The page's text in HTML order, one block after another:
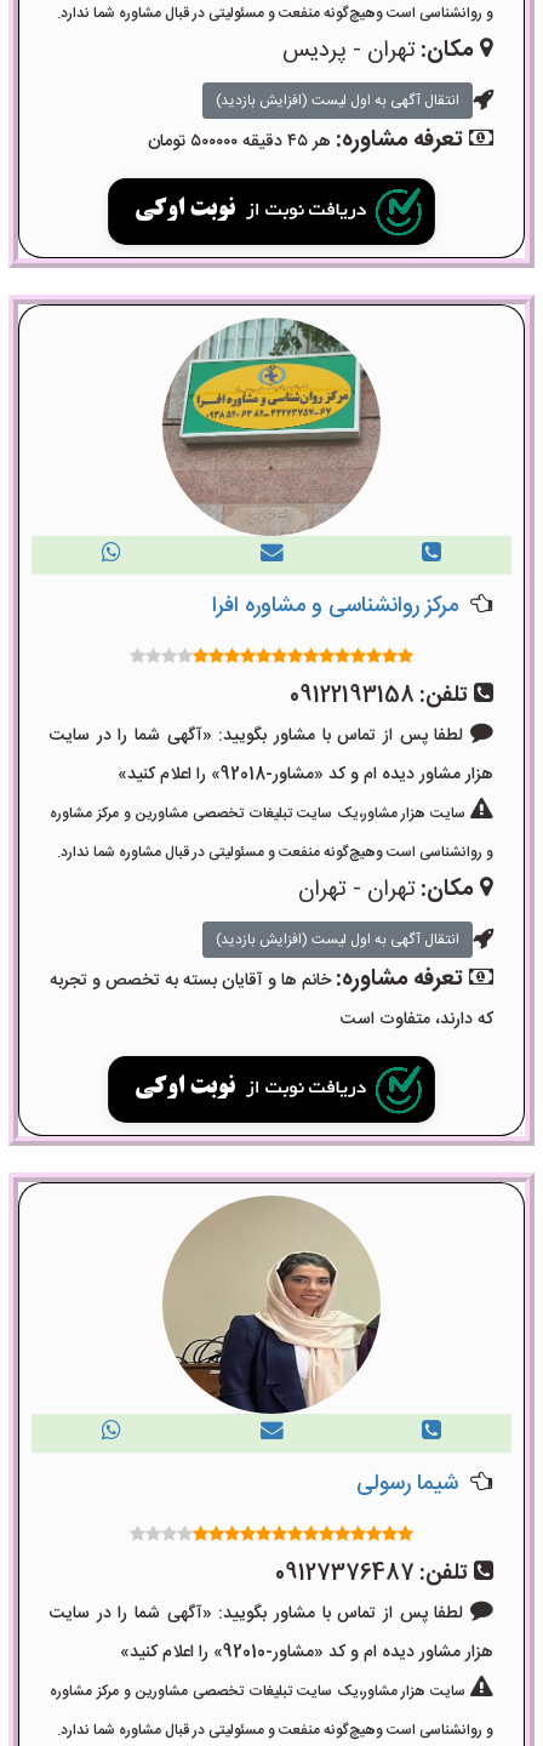
و روانشناسی است وهیچ‌گونه منفعت و مسئولیتی در قبال مشاوره شما ندارد.
مکان:تهران - پردیس
انتقال آگهی به اول لیست (افزایش بازدید)
تعرفه مشاوره: هر ۴۵ دقیقه ۵۰۰۰۰۰ تومان
مرکز روانشناسی و مشاوره افرا
تلفن: 09122193158
لطفا پس از تماس با مشاور بگویید: «آگهی شما را در سایت
هزار مشاور دیده ام و کد «مشاور-92018» را اعلام کنید»
سایت هزار مشاور،یک سایت تبلیغات تخصصی مشاورین و مرکز مشاوره
و روانشناسی است وهیچ‌گونه منفعت و مسئولیتی در قبال مشاوره شما ندارد.
مکان:تهران - تهران
انتقال آگهی به اول لیست (افزایش بازدید)
تعرفه مشاوره:خانم ها و آقایان بسته به تخصص و تجربه
که دارند، متفاوت است
شیما رسولی
تلفن: 09127376487
لطفا پس از تماس با مشاور بگویید: «آگهی شما را در سایت
هزار مشاور دیده ام و کد «مشاور-92010» را اعلام کنید»
سایت هزار مشاور،یک سایت تبلیغات تخصصی مشاورین و مرکز مشاوره
و روانشناسی است وهیچ‌گونه منفعت و مسئولیتی در قبال مشاوره شما ندارد.